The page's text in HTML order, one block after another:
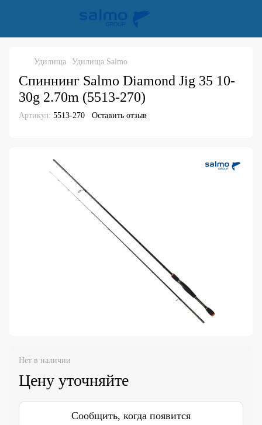
Удилища Удилища Salmo
Спиннинг Salmo Diamond Jig 35 10-
30g 2.70m (5513-270)
Артикул: 5513-270 Оставить отзыв
Нет в наличии
Цену уточняйте
Сообщить, когда появится